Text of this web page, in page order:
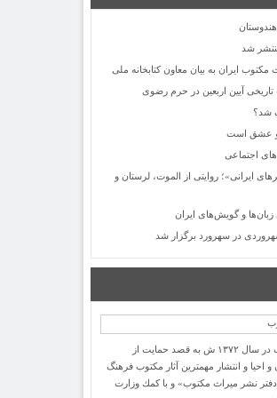
ایران به بیان معاون کتابخانه ملی
تاریخی آیین اربعین در حرم رضوی
شد؟
و عشق است
اجتماعی
ایرانی»؛ روایتی از الموت، لرستان و
و گویش‌های ایران
در سهرورد برگزار شد
مؤسسه پژوهشی میراث مكتوب در سال ۱۳۷۲ ش به قصد حمایت از
و انتشار مهمترین آثار مكتوب فرهنگ
نشر میراث مكتوب» و با كمك وزارت